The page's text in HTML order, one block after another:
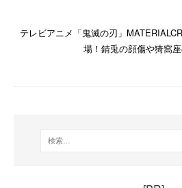
テレビアニメ「鬼滅の刃」
場！錆兎の顔傷や猗窩